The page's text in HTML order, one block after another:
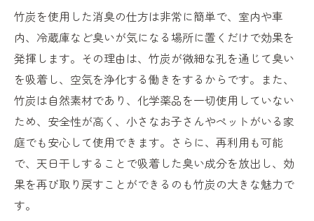
竹炭を使用した消臭の仕方は非常に簡単で、室内や車
内、冷蔵庫など臭いが気になる場所に置くだけで効果を
発揮します。その理由は、竹炭が微細な孔を通じて臭い
を吸着し、空気を浄化する働きをするからです。また、
竹炭は自然素材であり、化学薬品を一切使用していない
ため、安全性が高く、小さなお子さんやペットがいる家
庭でも安心して使用できます。さらに、再利用も可能
で、天日干しすることで吸着した臭い成分を放出し、効
果を再び取り戻すことができるのも竹炭の大きな魅力で
す。